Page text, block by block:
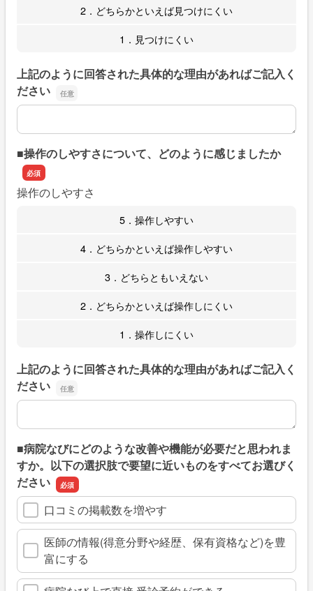
2．どちらかといえば見つけにくい
1．見つけにくい
上記のように回答された具体的な理由があればご記入く
ださい
上記のように回答された具体的な理由があればご記入くだ
■操作のしやすさについて、どのように感じましたか
操作のしやすさ
5．操作しやすい
4．どちらかといえば操作しやすい
3．どちらともいえない
2．どちらかといえば操作しにくい
1．操作しにくい
上記のように回答された具体的な理由があればご記入く
ださい
上記のように回答された具体的な理由があればご記入くだ
■病院なびにどのような改善や機能が必要だと思われま
すか。以下の選択肢で要望に近いものをすべてお選びく
ださい
口コミの掲載数を増やす
医師の情報(得意分野や経歴、保有資格など)を豊
富にする